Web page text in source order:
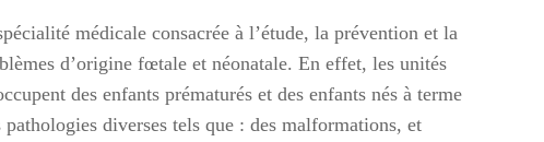
médicale consacrée à l’étude, la prévention et la
d’origine fœtale et néonatale. En effet, les unités
des enfants prématurés et des enfants nés à terme
pathologies diverses tels que : des malformations, et